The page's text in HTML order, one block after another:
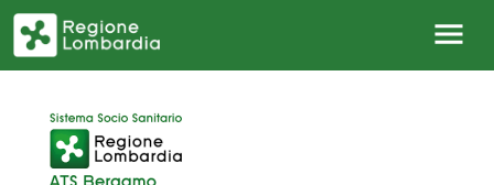
Salta al contenuto principale